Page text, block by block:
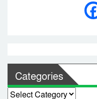
Categories
Categories